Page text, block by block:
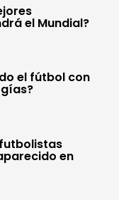
el Mundial?
el fútbol con
en